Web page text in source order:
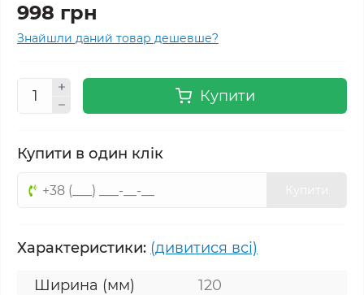
998 грн
Знайшли даний товар дешевше?
Купити
Купити в один клік
Характеристики: (дивитися всі)
Ширина (мм)
120